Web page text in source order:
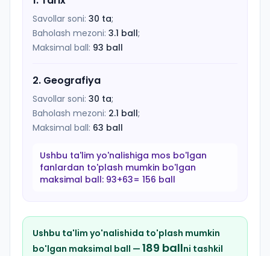
Savollar soni: 30 ta;
Baholash mezoni: 3.1 ball;
Maksimal ball: 93 ball
2. Geografiya
Savollar soni: 30 ta;
Baholash mezoni: 2.1 ball;
Maksimal ball: 63 ball
Ushbu ta'lim yo'nalishiga mos bo'lgan
fanlardan to'plash mumkin bo'lgan
maksimal ball: 93+63= 156 ball
Ushbu ta'lim yo'nalishida to'plash mumkin
bo'lgan maksimal ball — 189 ballni tashkil